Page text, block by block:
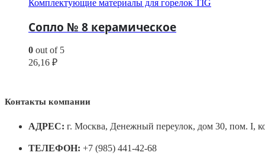
Комплектующие материалы для горелок TIG
Сопло № 8 керамическое
0 out of 5
26,16 ₽
Контакты компании
АДРЕС: г. Москва, Денежный переулок, дом 30, пом. I,
ТЕЛЕФОН: +7 (985) 441-42-68